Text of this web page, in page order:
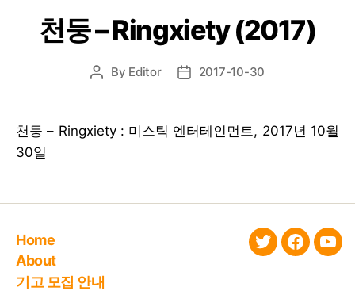
천둥 – Ringxiety (2017)
Post
By Editor
Post2017-10-30
천둥 – Ringxiety : 미스틱 엔터테인먼트, 2017년 10월
30일
Home
About
기고 모집 안내
twitter